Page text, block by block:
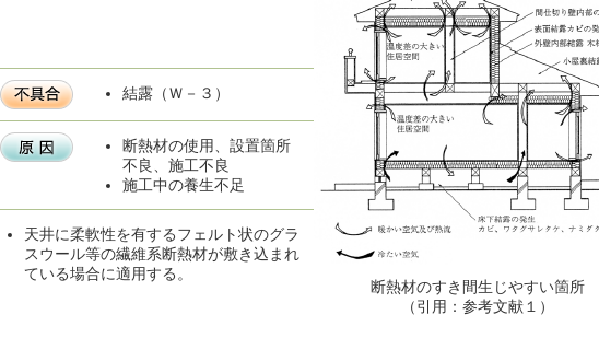
断熱材のすき間生じやすい箇所
（引用：参考文献１）
結露（Ｗ－３）
断熱材の使用、設置箇所
不良、施工不良
施工中の養生不足
天井に柔軟性を有するフェルト状のグラ
スウール等の繊維系断熱材が敷き込まれ
ている場合に適用する。